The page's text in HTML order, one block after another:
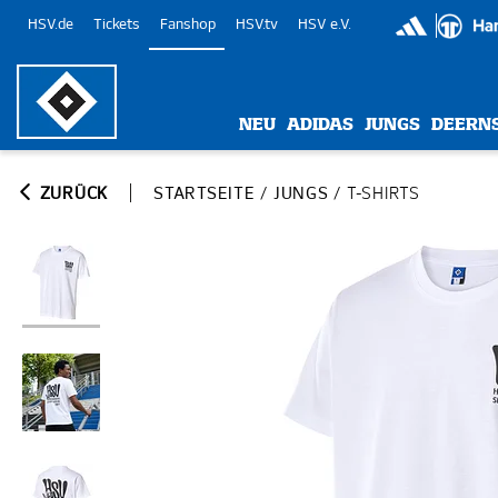
HSV.de Tickets Fanshop HSV.tv HSV e.V.
NEU ADIDAS JUNGS
ZURÜCK STARTSEITE / JUNGS / T-SHIRTS